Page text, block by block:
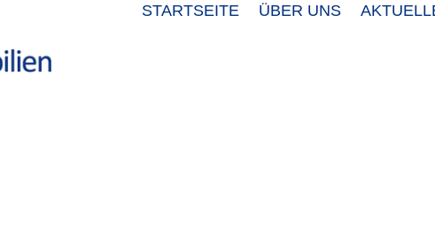
STARTSEITE ÜBER UNS